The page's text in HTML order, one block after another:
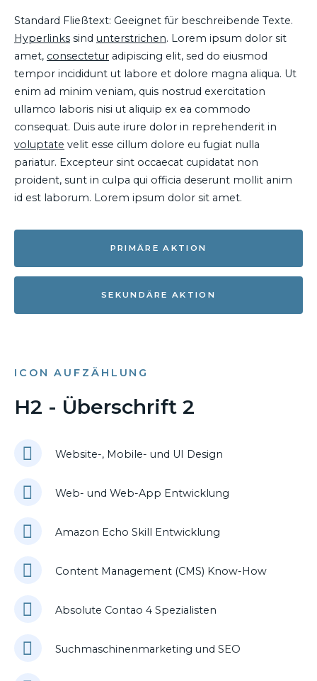
Standard Fließtext: Geeignet für beschreibende Texte.
Hyperlinks sind unterstrichen. Lorem ipsum dolor sit
amet, consectetur adipiscing elit, sed do eiusmod
tempor incididunt ut labore et dolore magna aliqua. Ut
enim ad minim veniam, quis nostrud exercitation
ullamco laboris nisi ut aliquip ex ea commodo
consequat. Duis aute irure dolor in reprehenderit in
voluptate velit esse cillum dolore eu fugiat nulla
pariatur. Excepteur sint occaecat cupidatat non
proident, sunt in culpa qui officia deserunt mollit anim
id est laborum. Lorem ipsum dolor sit amet.
PRIMÄRE AKTION
SEKUNDÄRE AKTION
ICON AUFZÄHLUNG
H2 - Überschrift 2
Website-, Mobile- und UI Design
Web- und Web-App Entwicklung
Amazon Echo Skill Entwicklung
Content Management (CMS) Know-How
Absolute Contao 4 Spezialisten
Suchmaschinenmarketing und SEO